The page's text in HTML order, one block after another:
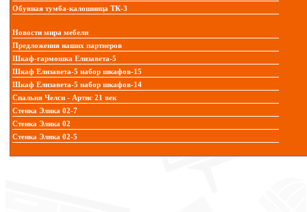
Обувная тумба-калошница ТК-3
Новости мира мебели
Предложения наших партнеров
Шкаф-гармошка Елизавета-5
Шкаф Елизавета-5 набор шкафов-15
Шкаф Елизавета-5 набор шкафов-14
Спальня Челси - Артис 21 век
Стенка Элика 02-7
Стенка Элика 02
Стенка Элика 02-5